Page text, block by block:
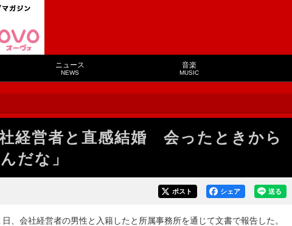
ニュース
NEWS
音楽
MUSIC
経営者と直感結婚 会ったときから
だな」
送る
シェア
ポスト
、会社経営者の男性と入籍したと所属事務所を通じて文書で報告した。